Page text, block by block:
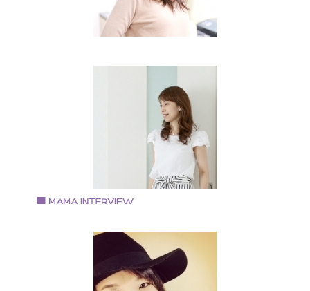
Vol.63 2018.5.1
大阪府豊中市在住。 小学生2人と主人の4人家族 2015
に勤めていた会社を退職後、 2017年春より
「EmbellirMayumi」を立ち上げ作家活動を開始。 現在
自宅サロンでのレッスンや個別のオーダー品を承って
ります。 色々と試行錯誤を繰り返しつつも、「楽しむ
と」を忘れずに日々活動中です。
竹谷陽子さん
アーティフィシャルフラワーBrillante Rose主宰
大阪芸術大学 音楽学科 ピアノ科卒業 卒業後、piano
講師として活動すると同時にライセンスを取得